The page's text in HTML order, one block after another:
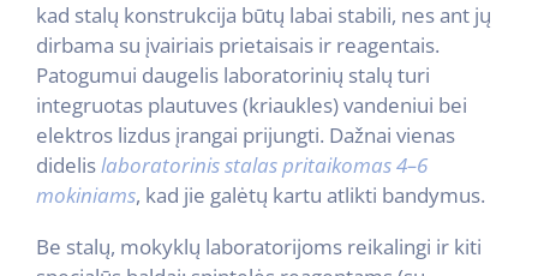
kad stalų konstrukcija būtų labai stabili, nes ant jų
dirbama su įvairiais prietaisais ir reagentais.
Patogumui daugelis laboratorinių stalų turi
integruotas plautuves (kriaukles) vandeniui bei
elektros lizdus įrangai prijungti. Dažnai vienas
didelislaboratorinis stalas pritaikomas 4–6
mokiniams, kad jie galėtų kartu atlikti bandymus.
Be stalų, mokyklų laboratorijoms reikalingi ir kiti